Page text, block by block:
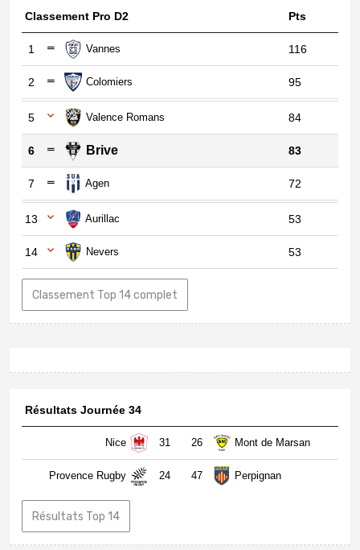
Classement Pro D2 Pts
1 Vannes 116
2 Colomiers 95
5 Valence Romans 84
6 Brive 83
7 Agen 72
13 Aurillac 53
14 Nevers 53
Classement Top 14 complet
Résultats Journée 34
Nice 31 26 Mont de Marsan
Provence Rugby 24 47 Perpignan
Résultats Top 14